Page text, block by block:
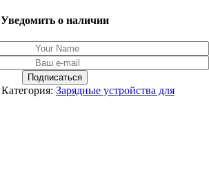
Уведомить о наличии
Категория: Зарядные устройства для